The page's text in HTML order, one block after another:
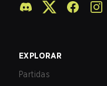
EXPLORAR
Partidas